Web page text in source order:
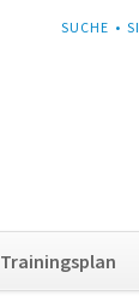
SUCHE
Trainingsplan